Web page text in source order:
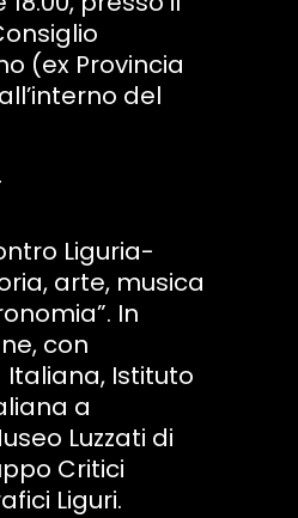
(ex Provincia
del
Liguria-
arte, musica
In
con
Istituto
a
Luzzati di
Critici
Liguri.